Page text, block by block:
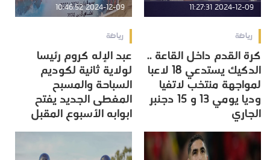
2024-12-09 11:27:31
رياضة
كرة القدم داخل القاعة ..
الدكيك يستدعي 18 لاعبا
لمواجهة منتخب لاتفيا
وديا يومي 13 و 15 دجنبر
الجاري
2024-12-09 10:46:52
رياضة
عبد الإله كروم رئيسا
لولاية ثانية لكوديم
السباحة والمسبح
المغطى الجديد يفتح
ابوابه الأسبوع المقبل